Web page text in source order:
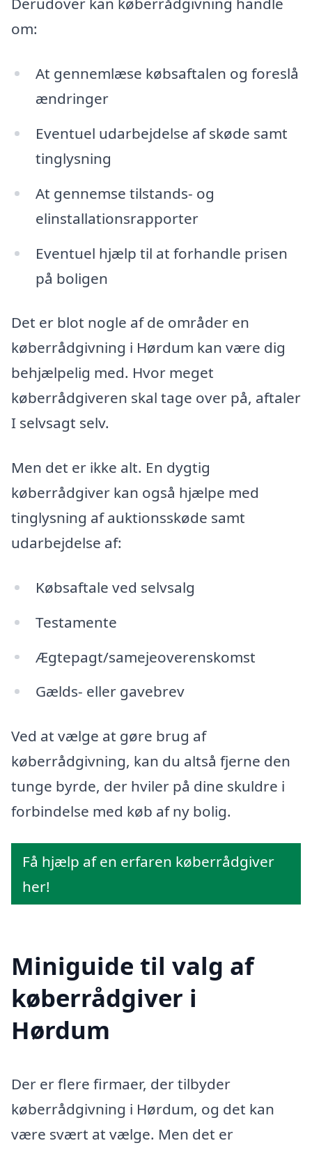
om:
At gennemlæse købsaftalen og foreslå
ændringer
Eventuel udarbejdelse af skøde samt
tinglysning
At gennemse tilstands- og
elinstallationsrapporter
Eventuel hjælp til at forhandle prisen
på boligen
Det er blot nogle af de områder en
køberrådgivning i Hørdum kan være dig
behjælpelig med. Hvor meget
køberrådgiveren skal tage over på, aftaler
I selvsagt selv.
Men det er ikke alt. En dygtig
køberrådgiver kan også hjælpe med
tinglysning af auktionsskøde samt
udarbejdelse af:
Købsaftale ved selvsalg
Testamente
Ægtepagt/samejeoverenskomst
Gælds- eller gavebrev
Ved at vælge at gøre brug af
køberrådgivning, kan du altså fjerne den
tunge byrde, der hviler på dine skuldre i
forbindelse med køb af ny bolig.
Få hjælp af en erfaren køberrådgiver
her!
Miniguide til valg af
køberrådgiver i
Hørdum
Der er flere firmaer, der tilbyder
køberrådgivning i Hørdum, og det kan
være svært at vælge. Men det er